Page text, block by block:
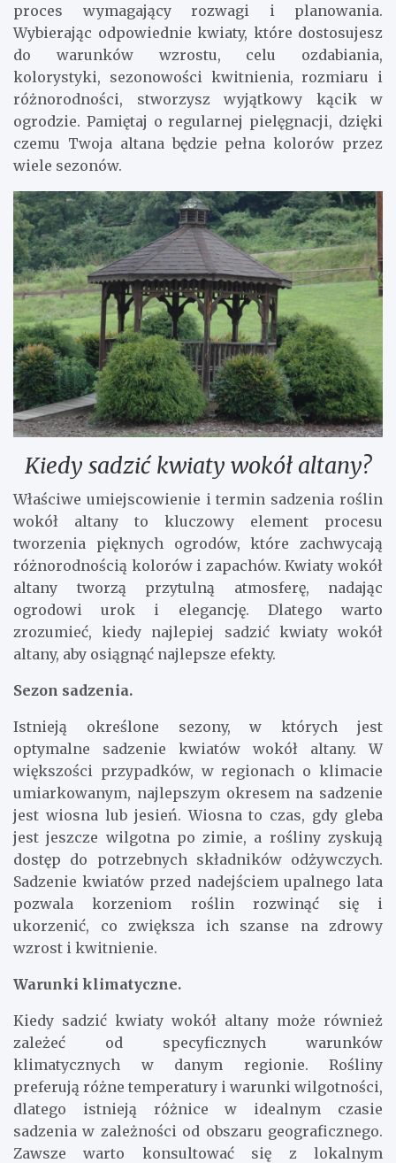
proces wymagający rozwagi i planowania.
Wybierając odpowiednie kwiaty, które dostosujesz
do warunków wzrostu, celu ozdabiania,
kolorystyki, sezonowości kwitnienia, rozmiaru i
różnorodności, stworzysz wyjątkowy kącik w
ogrodzie. Pamiętaj o regularnej pielęgnacji, dzięki
czemu Twoja altana będzie pełna kolorów przez
wiele sezonów.
Kiedy sadzić kwiaty wokół altany?
Właściwe umiejscowienie i termin sadzenia roślin
wokół altany to kluczowy element procesu
tworzenia pięknych ogrodów, które zachwycają
różnorodnością kolorów i zapachów. Kwiaty wokół
altany tworzą przytulną atmosferę, nadając
ogrodowi urok i elegancję. Dlatego warto
zrozumieć, kiedy najlepiej sadzić kwiaty wokół
altany, aby osiągnąć najlepsze efekty.
Sezon sadzenia.
Istnieją określone sezony, w których jest
optymalne sadzenie kwiatów wokół altany. W
większości przypadków, w regionach o klimacie
umiarkowanym, najlepszym okresem na sadzenie
jest wiosna lub jesień. Wiosna to czas, gdy gleba
jest jeszcze wilgotna po zimie, a rośliny zyskują
dostęp do potrzebnych składników odżywczych.
Sadzenie kwiatów przed nadejściem upalnego lata
pozwala korzeniom roślin rozwinąć się i
ukorzenić, co zwiększa ich szanse na zdrowy
wzrost i kwitnienie.
Warunki klimatyczne.
Kiedy sadzić kwiaty wokół altany może również
zależeć od specyficznych warunków
klimatycznych w danym regionie. Rośliny
preferują różne temperatury i warunki wilgotności,
dlatego istnieją różnice w idealnym czasie
sadzenia w zależności od obszaru geograficznego.
Zawsze warto konsultować się z lokalnym